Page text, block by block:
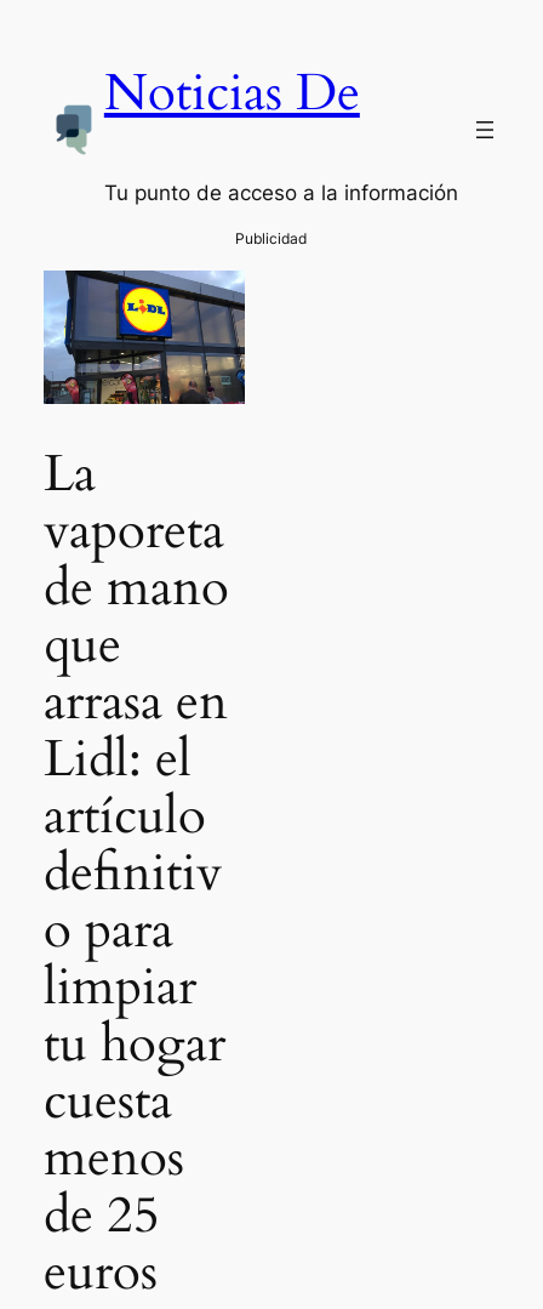
Noticias De
Tu punto de acceso a la información
La
vaporeta
de mano
que
arrasa en
Lidl: el
artículo
definitiv
o para
limpiar
tu hogar
cuesta
menos
de 25
euros